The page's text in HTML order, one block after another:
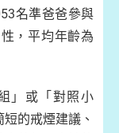
名準爸爸參與
，平均年齡為
」或「對照小
的戒煙建議、